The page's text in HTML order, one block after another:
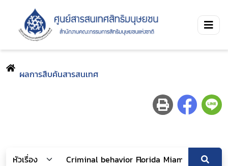
ผลการสืบค้นสารสนเทศ